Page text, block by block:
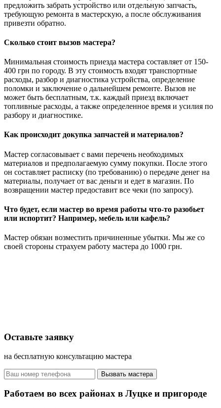
предложить забрать устройство или отдельную запчасть,
требующую ремонта в мастерскую, а после обслуживания
привезти обратно.
Сколько стоит вызов мастера?
Минимальная стоимость приезда мастера составляет от 150-
400 грн по городу. В эту стоимость входят транспортные
расходы, разбор и диагностика устройства, определение
поломки и заключение о дальнейшем ремонте. Вызов не
может быть бесплатным, т.к. каждый приезд включает
топливные расходы, а также определенное время и усилия по
разбору и диагностике.
Как происходит докупка запчастей и материалов?
Мастер согласовывает с вами перечень необходимых
материалов и предполагаемую сумму покупки. После этого
он составляет расписку (по требованию) о передаче денег на
материалы, получает от вас деньги и едет в магазин. По
возвращении мастер предоставит все чеки (по запросу).
Что будет, если мастер во время работы что-то разобьет
или испортит? Например, мебель или кафель?
Мастер обязан возместить причиненные убытки. Мы же со
своей стороны страхуем работу мастера до 1000 грн.
Оставьте заявку
на бесплатную консультацию мастера
Вызвать мастера
Работаем во всех районах в Луцке и пригороде